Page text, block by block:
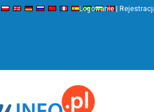
›
Logowanie |